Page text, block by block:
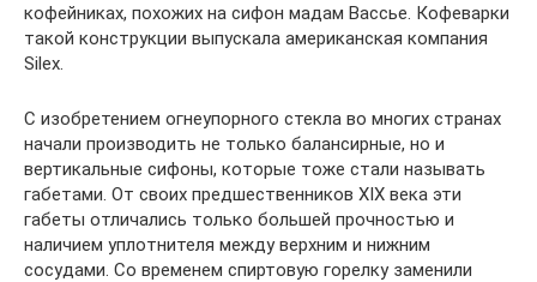
кофейниках, похожих на сифон мадам Вассье. Кофеварки
такой конструкции выпускала американская компания
Silеx.
С изобретением огнеупорного стекла во многих странах
начали производить не только балансирные, но и
вертикальные сифоны, которые тоже стали называть
габетами. От своих предшественников XIX века эти
габеты отличались только большей прочностью и
наличием уплотнителя между верхним и нижним
сосудами. Со временем спиртовую горелку заменили